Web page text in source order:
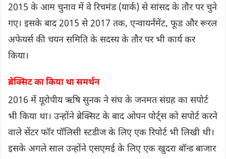
2015 के आम चुनाव में वे रिचमंड (यार्क) से सांसद के तौर पर चुने
गए। इसके बाद 2015 से 2017 तक, एन्वायर्नंमेंट, फूड और रूरल
अफेयर्स की चयन समिति के सदस्य के तौर पर भी कार्य कर
किया।
ब्रेक्सिट का किया था समर्थन
2016 में यूरोपीय ऋषि सुनक ने संघ के जनमत संग्रह का सपोर्ट
भी किया था। उन्होंने ब्रेक्सिट के बाद ओपन पोर्ट्स को सपोर्ट करने
वाले सेंटर फॉर पॉलिसी स्टडीज के लिए एक रिपोर्ट भी लिखी थी।
इसके अगले साल उन्होंने एसएमई के लिए एक खुदरा बॉन्ड बाजार